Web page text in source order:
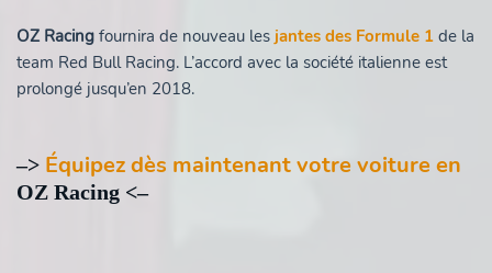
OZ Racing fournira de nouveau les jantes des Formule 1 de la
team Red Bull Racing. L’accord avec la société italienne est
prolongé jusqu’en 2018.
–> Équipez dès maintenant votre voiture en
OZ Racing <–